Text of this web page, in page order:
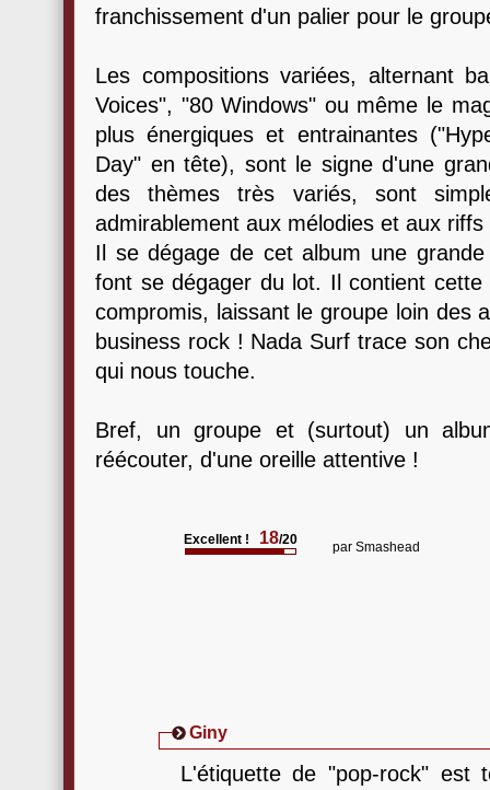
franchissement d'un palier pour le
Les compositions variées, alternant
Voices", "80 Windows" ou même le
plus énergiques et entrainantes
Day" en tête), sont le signe d'une
des thèmes très variés, sont
admirablement aux mélodies et aux
Il se dégage de cet album une
font se dégager du lot. Il contient
compromis, laissant le groupe loin des
business rock ! Nada Surf trace son
qui nous touche.
Bref, un groupe et (surtout) un
réécouter, d'une oreille attentive !
Excellent ! 18/20 par Smashead
Giny
L'étiquette de "pop-rock" est